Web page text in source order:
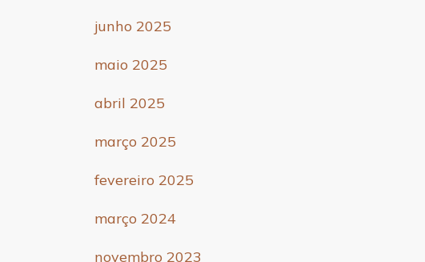
junho 2025
maio 2025
abril 2025
março 2025
fevereiro 2025
março 2024
novembro 2023